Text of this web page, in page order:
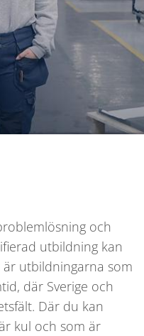
och
utbildning kan
utbildningarna som
där Sverige och
Där du kan
kul och som är